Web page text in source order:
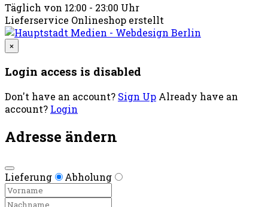
Täglich von 12:00 - 23:00 Uhr
Lieferservice Onlineshop erstellt
×
Login access is disabled
Don't have an account? Sign Up Already have an
account? Login
Adresse ändern
Lieferung Abholung